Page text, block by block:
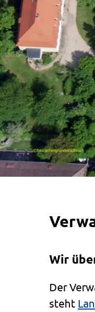
Wir
Der
steht